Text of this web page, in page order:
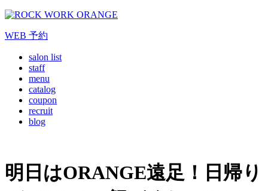
WEB 予約
salon list
staff
menu
catalog
coupon
recruit
blog
明日はORANGE遠足！日帰り